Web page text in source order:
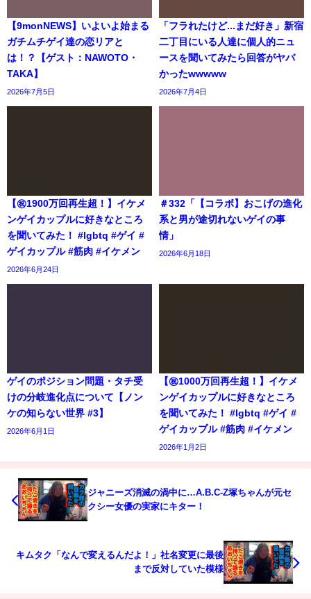
【9monNEWS】いよいよ始まる
ガチムチゲイ達の恋リアと
は！？【ゲスト：NAWOTO・
TAKA】
2026年7月5日
「フラれたけど...まだ好き」新宿
二丁目にいる人達に個人的ニュ
ースを聞いてみたら回答がヤバ
かったwwwww
2026年7月4日
【㊗️1900万回再生超！】イケメ
ンゲイカップルに好きなところ
を聞いてみた！ #lgbtq #ゲイ #
ゲイカップル #筋肉 #イケメン
2026年6月24日
＃332「【コラボ】おこげの進化
系と男が途切れないゲイの事
情」
2026年6月18日
ゲイのポジション問題・タチ受
けの分岐進化点について【ノン
ケの知らない世界 #3】
2026年6月1日
【㊗️1000万回再生超！】イケメ
ンゲイカップルに好きなところ
を聞いてみた！ #lgbtq #ゲイ #
ゲイカップル #筋肉 #イケメン
2026年1月2日
ジャニーズ消滅の渦中に…A.B.C-Z塚ちゃんが元セ
クシー女優の実家にキター！
キムタク「なんで変えるんだよ！」社名変更に最後
まで反対していた模様